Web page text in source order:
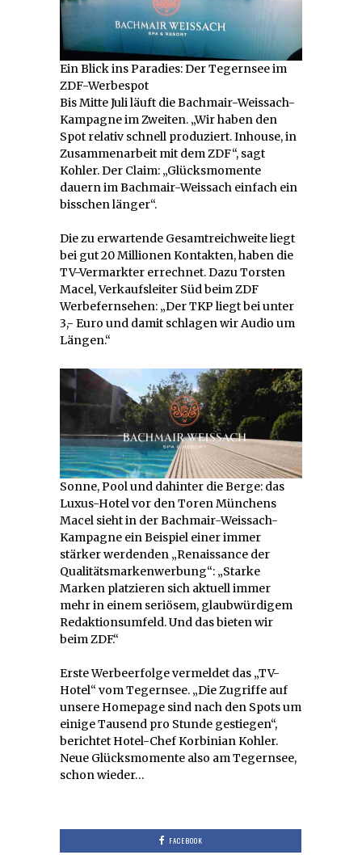
Ein Blick ins Paradies: Der Tegernsee im
ZDF-Werbespot
Bis Mitte Juli läuft die Bachmair-Weissach-
Kampagne im Zweiten. „Wir haben den
Spot relativ schnell produziert. Inhouse, in
Zusammenarbeit mit dem ZDF“, sagt
Kohler. Der Claim: „Glücksmomente
dauern im Bachmair-Weissach einfach ein
bisschen länger“.
Die zu erwartende Gesamtreichweite liegt
bei gut 20 Millionen Kontakten, haben die
TV-Vermarkter errechnet. Dazu Torsten
Macel, Verkaufsleiter Süd beim ZDF
Werbefernsehen: „Der TKP liegt bei unter
3,- Euro und damit schlagen wir Audio um
Längen.“
Sonne, Pool und dahinter die Berge: das
Luxus-Hotel vor den Toren Münchens
Macel sieht in der Bachmair-Weissach-
Kampagne ein Beispiel einer immer
stärker werdenden „Renaissance der
Qualitätsmarkenwerbung“: „Starke
Marken platzieren sich aktuell immer
mehr in einem seriösem, glaubwürdigem
Redaktionsumfeld. Und das bieten wir
beim ZDF.“
Erste Werbeerfolge vermeldet das „TV-
Hotel“ vom Tegernsee. „Die Zugriffe auf
unsere Homepage sind nach den Spots um
einige Tausend pro Stunde gestiegen“,
berichtet Hotel-Chef Korbinian Kohler.
Neue Glücksmomente also am Tegernsee,
schon wieder…
FACEBOOK